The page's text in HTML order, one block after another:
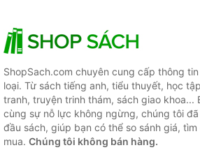
ShopSach.com chuyên cung cấp thông
loại. Từ sách tiếng anh, tiểu thuyết, học
tranh, truyện trinh thám, sách giao khoa...
cùng sự nỗ lực không ngừng, chúng tôi
đầu sách, giúp bạn có thể so sánh giá,
mua. Chúng tôi không bán hàng.